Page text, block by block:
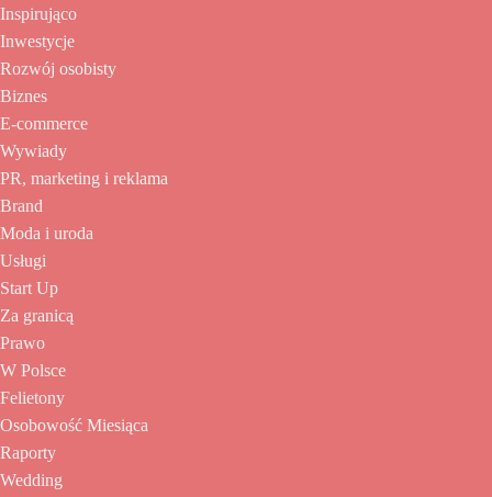
Inspirująco
Inwestycje
Rozwój osobisty
Biznes
E-commerce
Wywiady
PR, marketing i reklama
Brand
Moda i uroda
Usługi
Start Up
Za granicą
Prawo
W Polsce
Felietony
Osobowość Miesiąca
Raporty
Wedding